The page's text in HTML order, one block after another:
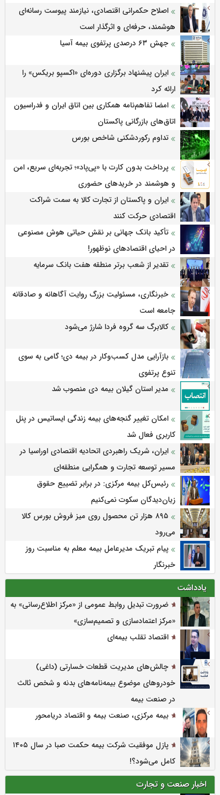
اصلاح حکمرانی اقتصادی، نیازمند پیوست رسانه‌ای
هوشمند، حرفه‌ای و اثرگذار است
جهش ۶۳ درصدی پرتفوی بیمه آسیا
ایران پیشنهاد برگزاری دوره‌ای «اکسپو بریکس» را
ارائه کرد
امضا تفاهم‌نامه همکاری بین اتاق ایران و فدراسیون
اتاق‌های بازرگانی پاکستان
تداوم رکوردشکنی شاخص بورس
پرداخت بدون کارت با «پی‌پاد»؛ تجربه‌ای سریع، امن
و هوشمند در خریدهای حضوری
ایران و پاکستان از تجارت کالا به سمت شراکت
اقتصادی حرکت کنند
تأکید بانک جهانی بر نقش حیاتی هوش مصنوعی
در احیای اقتصادهای نوظهور!
تقدیر از شعب برتر منطقه هفت بانک سرمایه
خبرنگاری، مسئولیت بزرگ روایت آگاهانه و صادقانه
جامعه است
کالابرگ سه گروه فردا شارژ می‌شود
بازآرایی مدل کسب‌وکار در بیمه دی؛ گامی به سوی
تنوع پرتفوی
مدیر استان گیلان بیمه دی منصوب شد
امکان تغییر گنجه‌های بیمه زندگی ایساتیس در پنل
کاربری فعال شد
ایران، شریک راهبردی اتحادیه اقتصادی اوراسیا در
مسیر توسعه تجارت و همگرایی منطقه‌ای
رئیس‌کل بیمه مرکزی: در برابر تضییع حقوق
زیان‌دیدگان سکوت نمی‌کنیم
۸۹۵ هزار تن محصول روی میز فروش بورس کالا
می‌‌رود
پیام تبریک مدیرعامل بیمه معلم به مناسبت روز
خبرنگار
یادداشت
ضرورت تبدیل روابط عمومی از «مرکز اطلاع‌رسانی» به
«مرکز اعتمادسازی و تصمیم‌سازی»
اقتصاد تقلب بیمه‌ای
چالش‌های مدیریت قطعات خسارتی (داغی)
خودروهای موضوع بیمه‌نامه‌های بدنه و شخص ثالث
در صنعت بیمه
بیمه مرکزی، صنعت بیمه و اقتصاد دریامحور
پازل موفقیت شرکت بیمه حکمت صبا در سال ۱۴۰۵
کامل می‌شود؟!
اخبار صنعت و تجارت